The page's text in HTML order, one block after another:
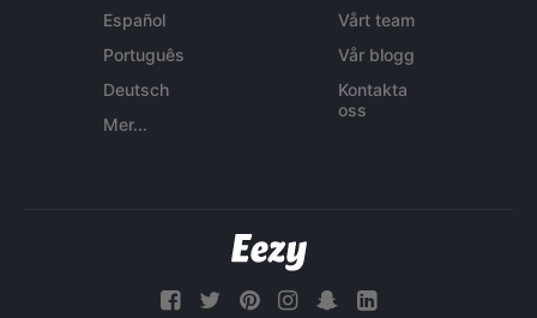
Español
Português
Deutsch
Mer...
Vårt team
Vår blogg
Kontakta
oss